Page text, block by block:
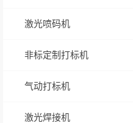
激光喷码机
非标定制打标机
气动打标机
激光焊接机